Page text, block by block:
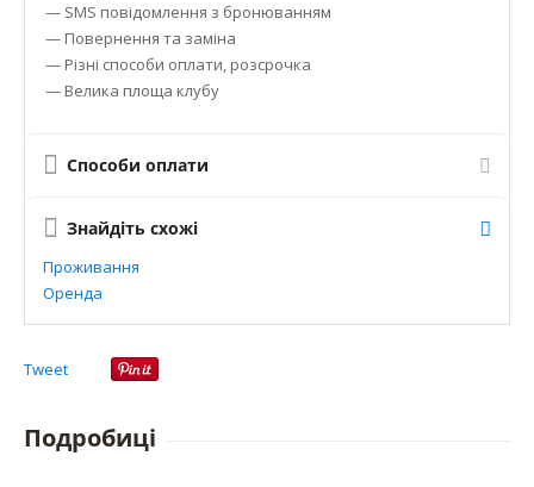
— SMS повідомлення з бронюванням
— Повернення та заміна
— Різні способи оплати, розсрочка
— Велика площа клубу
Способи оплати
Знайдіть схожі
Проживання
Оренда
Tweet
Подробиці